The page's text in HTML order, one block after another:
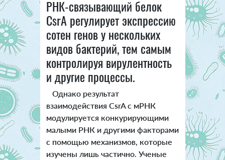
РНК-связывающий белок
CsrA регулирует экспрессию
сотен генов у нескольких
видов бактерий, тем самым
контролируя вирулентность
и другие процессы.
Однако результат
взаимодействия CsrA с мРНК
модулируется конкурирующими
малыми РНК и другими факторами
с помощью механизмов, которые
изучены лишь частично. Ученые